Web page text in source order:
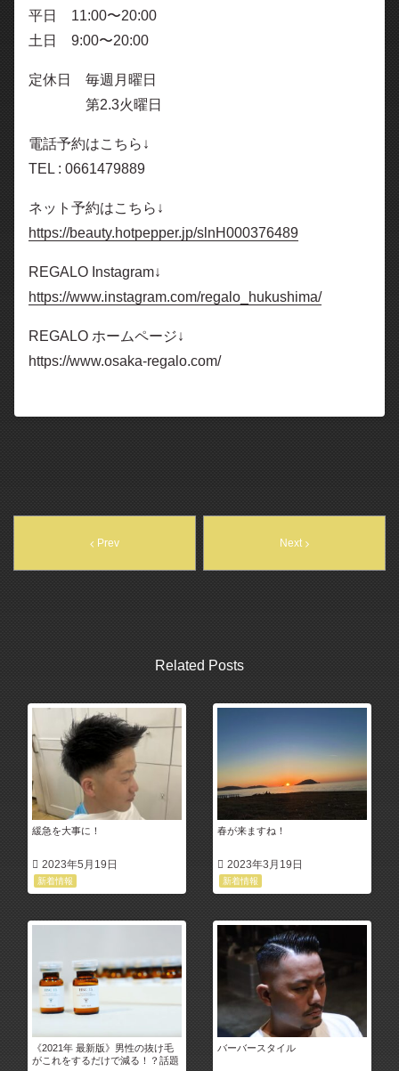
平日 11:00〜20:00
土日 9:00〜20:00
定休日 毎週月曜日
第2.3火曜日
電話予約はこちら↓
TEL : 0661479889
ネット予約はこちら↓
https://beauty.hotpepper.jp/slnH000376489
REGALO Instagram↓
https://www.instagram.com/regalo_hukushima/
REGALO ホームページ↓
https://www.osaka-regalo.com/
Prev Next
Related Posts
緩急を大事に！
2023年5月19日
新着情報
春が来ますね！
2023年3月19日
新着情報
《2021年 最新版》男性の抜け毛
がこれをするだけで減る！？話題
バーバースタイル